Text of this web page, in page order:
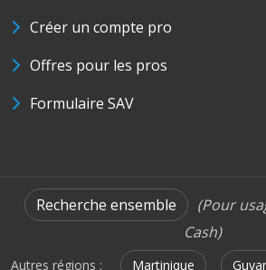
Créer un compte pro
Offres pour les pros
Formulaire SAV
Recherche ensemble
(Pour
Cash)
Autres régions : Martinique